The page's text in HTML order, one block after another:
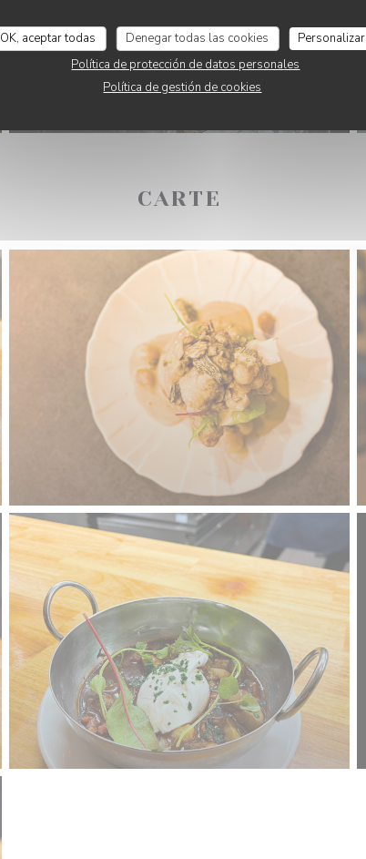
OK, aceptar todas Denegar todas las cookies
Personalizar
Política de protección de datos personales
Política de gestión de cookies
CARTE